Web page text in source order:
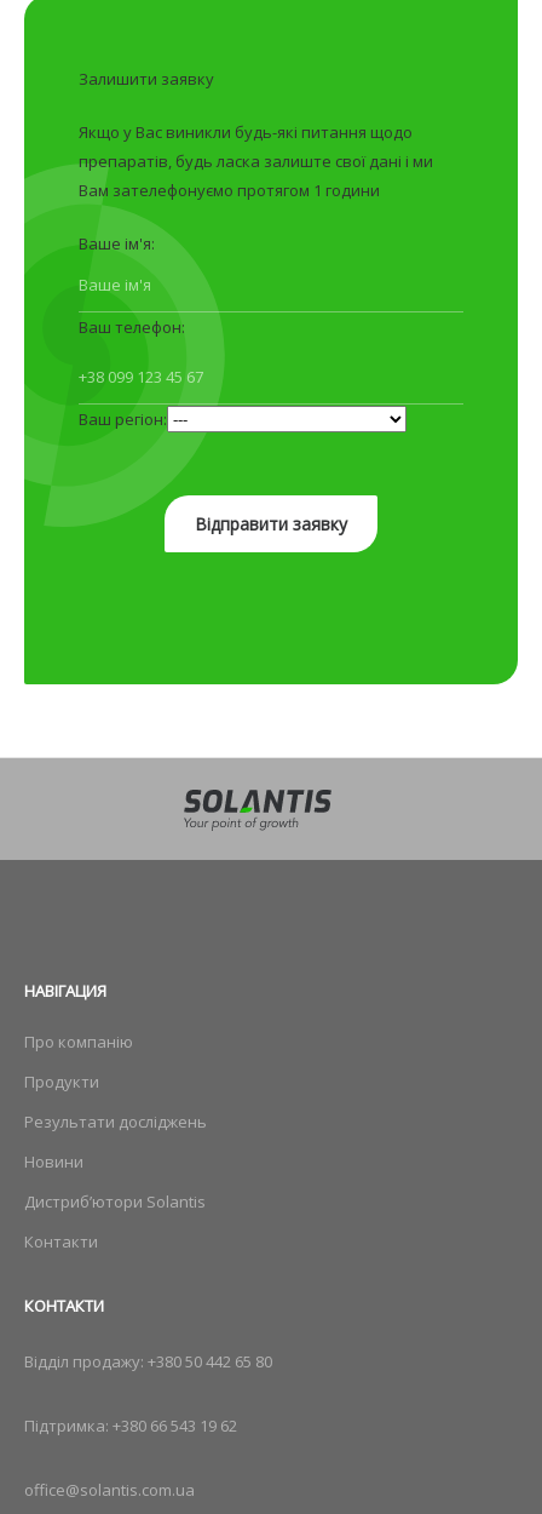
Залишити заявку
Якщо у Вас виникли будь-які питання щодо
препаратів, будь ласка залиште свої дані і ми
Вам зателефонуємо протягом 1 години
Ваше ім'я:
Ваш телефон:
Ваш регіон:
НАВIГАЦИЯ
Про компанію
Продукти
Результати досліджень
Новини
Дистриб’ютори Solantis
Контакти
КОНТАКТИ
Відділ продажу: +380 50 442 65 80
Підтримка: +380 66 543 19 62
office@solantis.com.ua